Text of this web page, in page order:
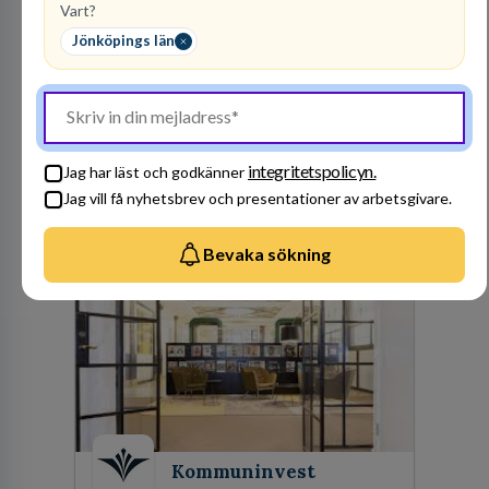
Vart?
Jönköpings län
Jag har läst och godkänner integritetspolicyn.
Jag vill få nyhetsbrev och presentationer av arbetsgivare.
Bevaka sökning
AxÖ Consulting
REKRYTERING
Förmågan att rekrytera rätt medarbetare kan
vara skillnaden mellan vinst och förlust eller
mellan framgång och misslyckande. Lång och
gedigen erfarenhet av rekrytering samt
Kommuninvest